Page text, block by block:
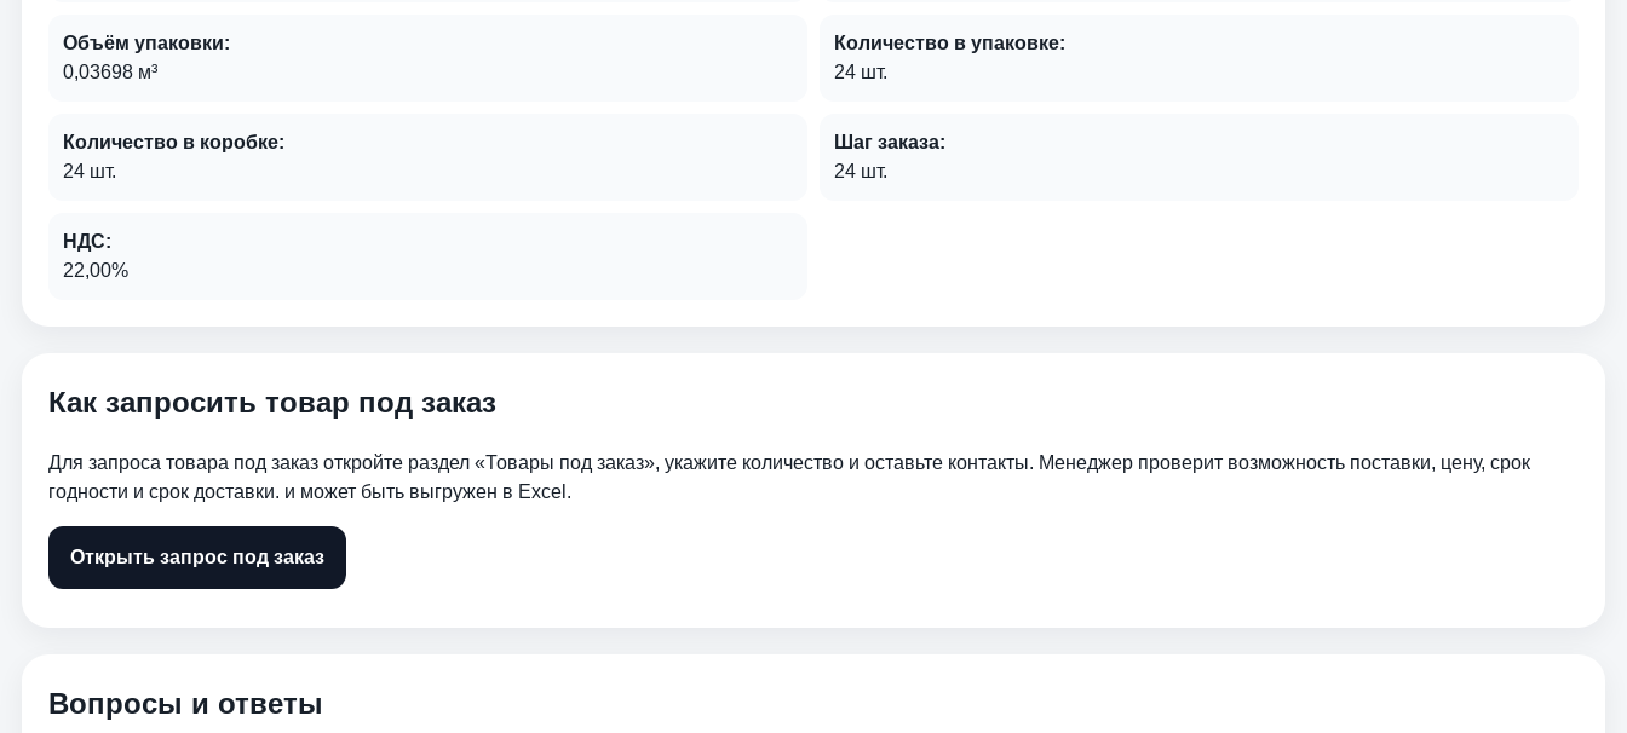
Объём упаковки:
0,03698 м³
Количество в упаковке:
24 шт.
Количество в коробке:
24 шт.
Шаг заказа:
24 шт.
НДС:
22,00%
Как запросить товар под заказ
Для запроса товара под заказ откройте раздел «Товары под заказ», укажите количество и оставьте контакты. Менеджер проверит возможность поставки, цену, срок
годности и срок доставки. и может быть выгружен в Excel.
Открыть запрос под заказ
Вопросы и ответы